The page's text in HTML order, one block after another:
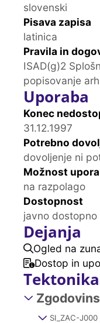
slovenski
Pisava zapisa
latinica
Pravila in
ISAD(g)2
popisovanje
Uporaba
Konec
31.12.1997
Potrebno
dovoljenje ni
Možnost
na razpolago
Dostopnost
javno dostopno
Dejanja
Ogled na
Dostop in
SI_ZAC-J000